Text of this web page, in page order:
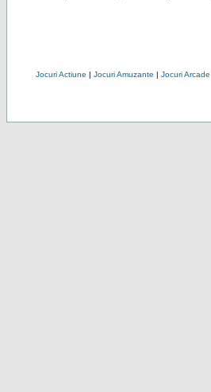
Jocuri Actiune | Jocuri Amuzante | Jocuri Arcade